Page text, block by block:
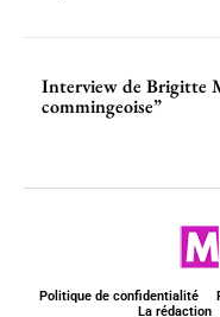
Interview de Brigitte
commingeoise”
Politique de confidentialité
La rédaction